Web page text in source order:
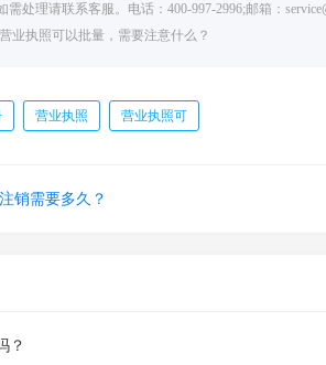
需处理请联系客服。电话：400-997-2996;邮箱：
业执照可以批量，需要注意什么？
营业执照 营业执照可
销需要多久？
？